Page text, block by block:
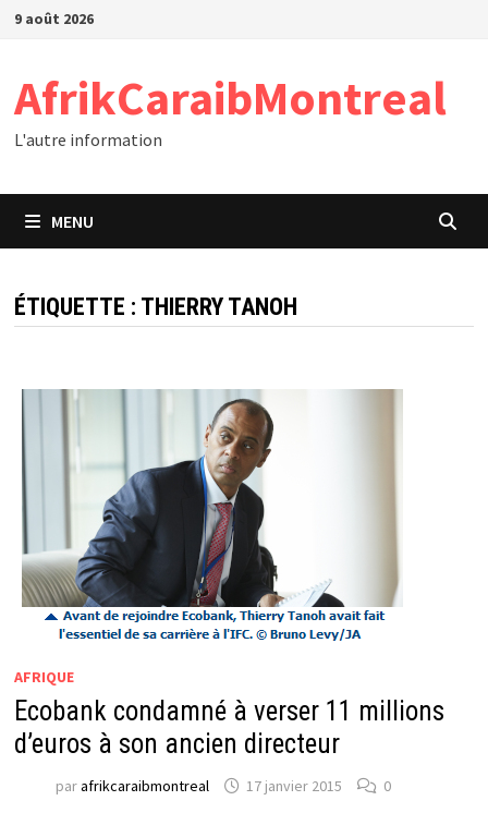
Passer
9 août 2026
AfrikCaraibMontreal
L'autre information
MENU
ÉTIQUETTE : THIERRY TANOH
AFRIQUE
Ecobank condamné à verser 11 millions
d’euros à son ancien directeur
parafrikcaraibmontreal 17 janvier 2015 0